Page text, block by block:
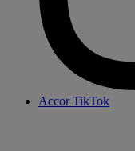
Accor TikTok